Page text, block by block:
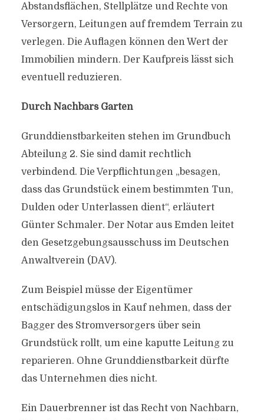
Abstandsflächen, Stellplätze und Rechte von
Versorgern, Leitungen auf fremdem Terrain zu
verlegen. Die Auflagen können den Wert der
Immobilien mindern. Der Kaufpreis lässt sich
eventuell reduzieren.
Durch Nachbars Garten
Grunddienstbarkeiten stehen im Grundbuch
Abteilung 2. Sie sind damit rechtlich
verbindend. Die Verpflichtungen „besagen,
dass das Grundstück einem bestimmten Tun,
Dulden oder Unterlassen dient“, erläutert
Günter Schmaler. Der Notar aus Emden leitet
den Gesetzgebungsausschuss im Deutschen
Anwaltverein (DAV).
Zum Beispiel müsse der Eigentümer
entschädigungslos in Kauf nehmen, dass der
Bagger des Stromversorgers über sein
Grundstück rollt, um eine kaputte Leitung zu
reparieren. Ohne Grunddienstbarkeit dürfte
das Unternehmen dies nicht.
Ein Dauerbrenner ist das Recht von Nachbarn,